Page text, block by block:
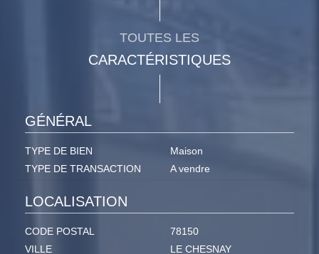
TOUTES LES
CARACTÉRISTIQUES
GÉNÉRAL
TYPE DE BIEN
Maison
TYPE DE TRANSACTION
A vendre
LOCALISATION
CODE POSTAL
78150
VILLE
LE CHESNAY